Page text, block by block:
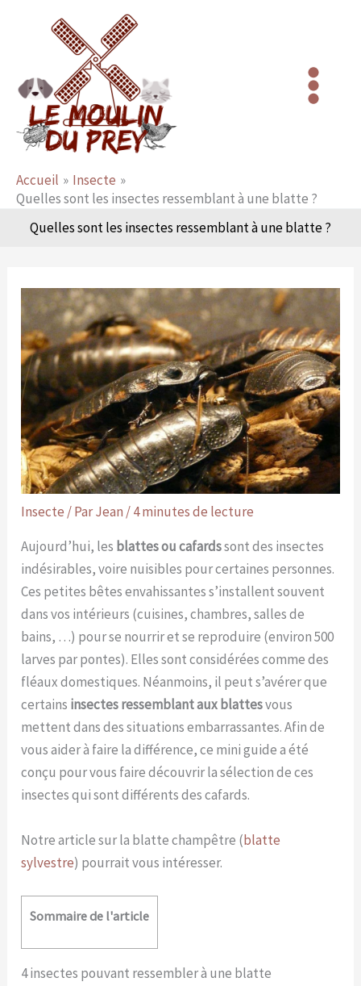
Accueil
Insecte
Quelles sont les insectes ressemblant à une blatte ?
Quelles sont les insectes ressemblant à une blatte ?
Insecte / ParJean /4 minutes de lecture
Aujourd’hui, les blattes ou cafardssont des insectes
indésirables, voire nuisibles pour certaines personnes.
Ces petites bêtes envahissantes s’installent souvent
dans vos intérieurs (cuisines, chambres, salles de
bains, …) pour se nourrir et se reproduire (environ 500
larves par pontes). Elles sont considérées comme des
fléaux domestiques. Néanmoins, il peut s’avérer que
certains insectes ressemblant aux blattesvous
mettent dans des situations embarrassantes. Afin de
vous aider à faire la différence, ce mini guide a été
conçu pour vous faire découvrir la sélection de ces
insectes qui sont différents des cafards.
Notre article sur la blatte champêtre (blatte
sylvestre) pourrait vous intéresser.
Sommaire de l'article
4 insectes pouvant ressembler à une blatte